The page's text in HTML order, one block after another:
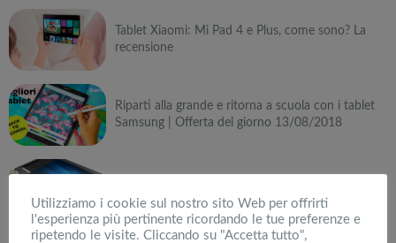
Tablet Xiaomi: Mi Pad 4 e Plus, come sono? La
recensione
Riparti alla grande e ritorna a scuola con i tablet
Samsung | Offerta del giorno 13/08/2018
versatilità fatta laptop
Utilizziamo i cookie sul nostro sito Web per offrirti
l'esperienza più pertinente ricordando le tue preferenze e
ripetendo le visite. Cliccando su "Accetta tutto",